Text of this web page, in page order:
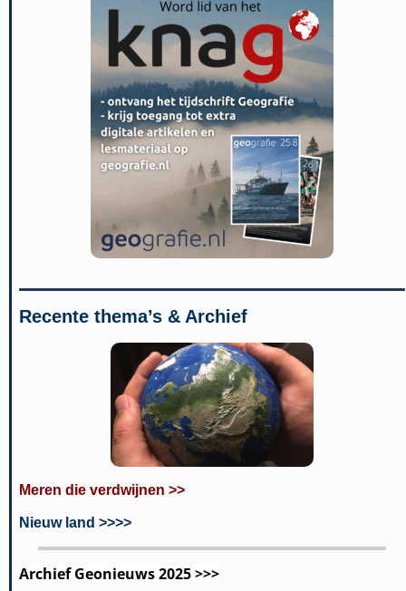
Recente thema’s & Archief
Meren die verdwijnen >>
Nieuw land >>>>
Archief Geonieuws 2025 >>>